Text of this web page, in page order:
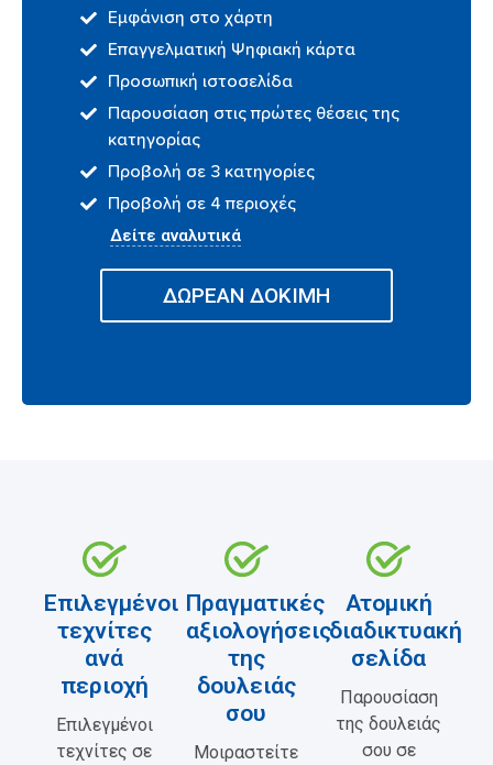
Εμφάνιση στο χάρτη
Επαγγελματική Ψηφιακή κάρτα
Προσωπική ιστοσελίδα
Παρουσίαση στις πρώτες θέσεις της
κατηγορίας
Προβολή σε 3 κατηγορίες
Προβολή σε 4 περιοχές
Δείτε αναλυτικά
ΔΩΡΕΑΝ ΔΟΚΙΜΗ
Επιλεγμένοι
τεχνίτες
ανά
περιοχή
Επιλεγμένοι
τεχνίτες σε
Πραγματικές
αξιολογήσεις
της
δουλειάς
σου
Μοιραστείτε
Ατομική
διαδικτυακή
σελίδα
Παρουσίαση
της δουλειάς
σου σε